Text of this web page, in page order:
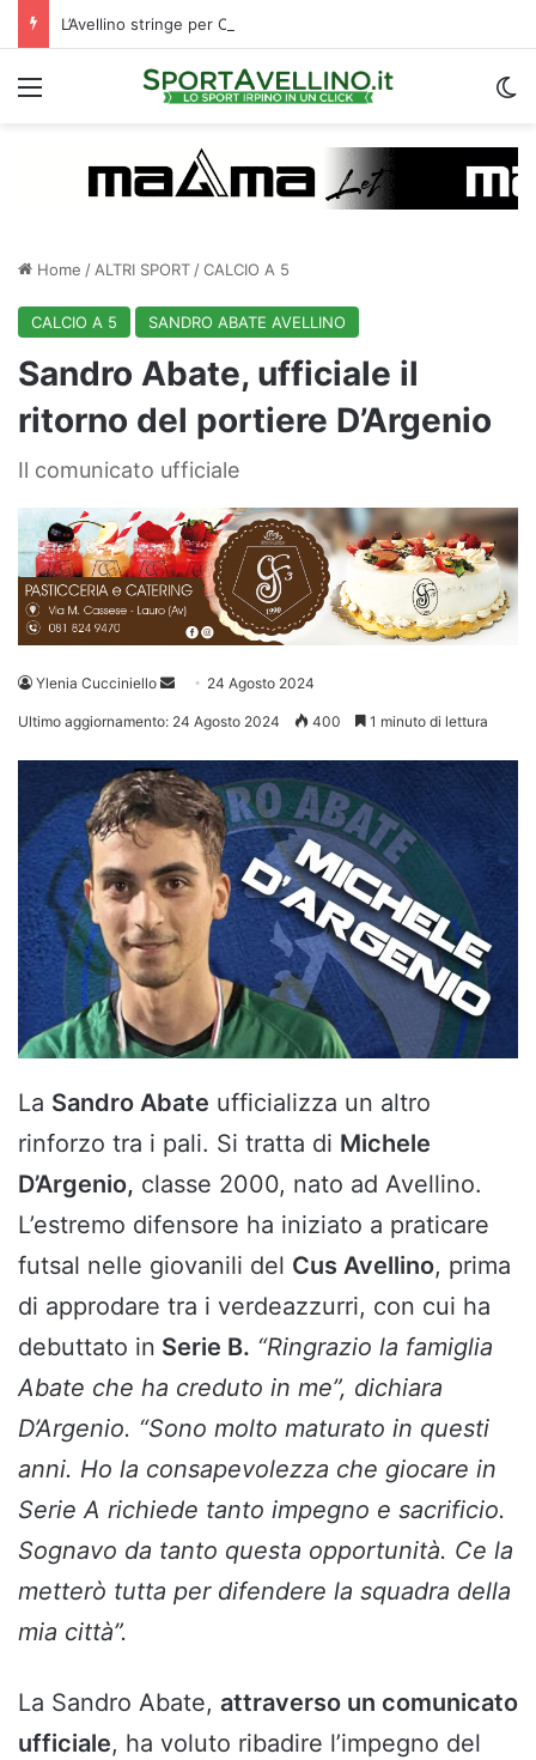
Menu
Home / ALTRI SPORT /CALCIO A 5
CALCIO A 5 SANDRO ABATE AVELLINO
Sandro Abate, ufficiale il
ritorno del portiere D’Argenio
Il comunicato ufficiale
Ylenia Cucciniello
Invia 24 Agosto 2024
Ultimo aggiornamento: 24 Agosto 2024 400 1 minuto di lettura
La Sandro Abate ufficializza un altro
rinforzo tra i pali. Si tratta di Michele
D’Argenio, classe 2000, nato ad Avellino.
L’estremo difensore ha iniziato a praticare
futsal nelle giovanili del Cus Avellino, prima
di approdare tra i verdeazzurri, con cui ha
debuttato in Serie B. “Ringrazio la famiglia
Abate che ha creduto in me”, dichiara
D’Argenio. “Sono molto maturato in questi
anni. Ho la consapevolezza che giocare in
Serie A richiede tanto impegno e sacrificio.
Sognavo da tanto questa opportunità. Ce la
metterò tutta per difendere la squadra della
mia città”.
La Sandro Abate, attraverso un comunicato
ufficiale, ha voluto ribadire l’impegno del